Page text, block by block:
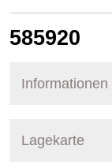
585920
Informationen
Lagekarte